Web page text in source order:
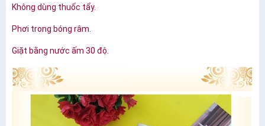
Không dùng thuốc tẩy.
Phơi trong bóng râm.
Giặt bằng nước ấm 30 độ.